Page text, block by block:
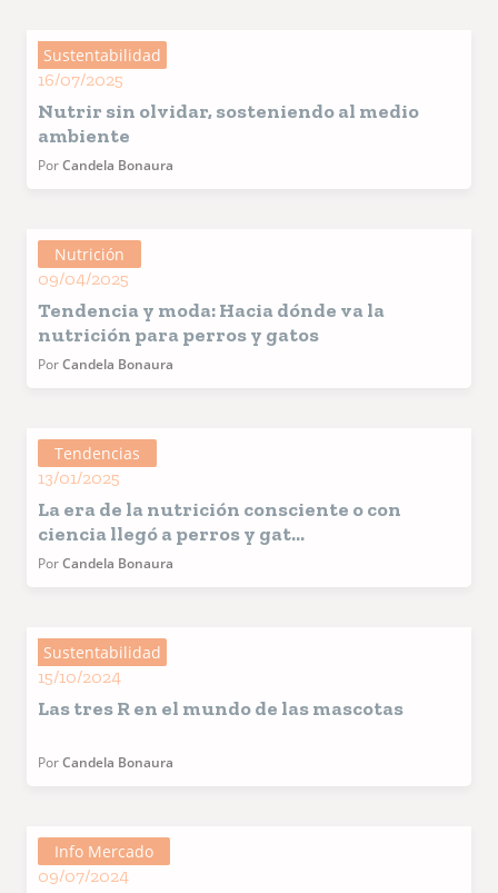
Sustentabilidad
16/07/2025
Nutrir sin olvidar, sosteniendo al medio
ambiente
PorCandela Bonaura
Nutrición
09/04/2025
Tendencia y moda: Hacia dónde va la
nutrición para perros y gatos
PorCandela Bonaura
Tendencias
13/01/2025
La era de la nutrición consciente o con
ciencia llegó a perros y gat...
PorCandela Bonaura
Sustentabilidad
15/10/2024
Las tres R en el mundo de las mascotas
PorCandela Bonaura
Info Mercado
09/07/2024